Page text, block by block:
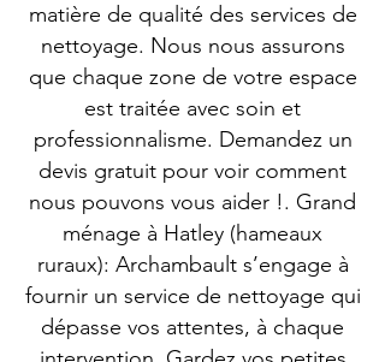
matière de qualité des services de
nettoyage. Nous nous assurons
que chaque zone de votre espace
est traitée avec soin et
professionnalisme. Demandez un
devis gratuit pour voir comment
nous pouvons vous aider !. Grand
ménage à Hatley (hameaux
ruraux): Archambault s’engage à
fournir un service de nettoyage qui
dépasse vos attentes, à chaque